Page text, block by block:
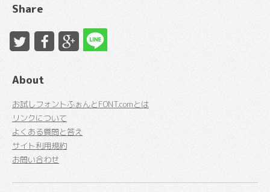
Share
About
お試しフォントふぉんとFONT.comとは
リンクについて
よくある質問と答え
サイト利用規約
お問い合わせ